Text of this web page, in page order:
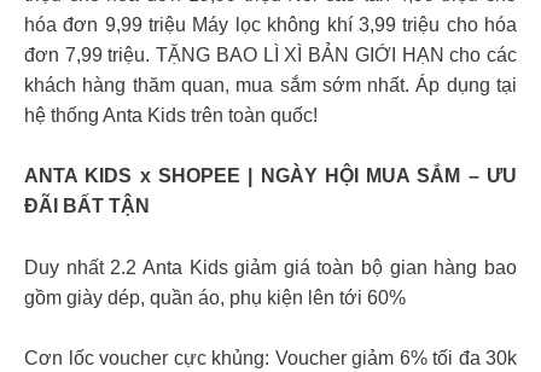
hóa đơn 9,99 triệu Máy lọc không khí 3,99 triệu cho hóa
đơn 7,99 triệu. TẶNG BAO LÌ XÌ BẢN GIỚI HẠN cho các
khách hàng thăm quan, mua sắm sớm nhất. Áp dụng tại
hệ thống Anta Kids trên toàn quốc!
ANTA KIDS x SHOPEE | NGÀY HỘI MUA SẮM – ƯU
ĐÃI BẤT TẬN
Duy nhất 2.2 Anta Kids giảm giá toàn bộ gian hàng bao
gồm giày dép, quần áo, phụ kiện lên tới 60%
Cơn lốc voucher cực khủng: Voucher giảm 6% tối đa 30k